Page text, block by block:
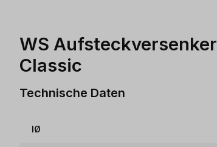
WS Aufsteckversenker
Classic
Technische Daten
IØ